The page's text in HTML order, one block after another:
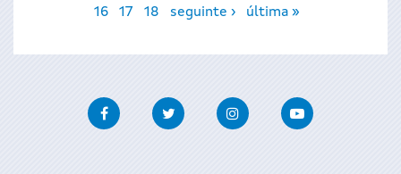
16
17 18 seguinte › última »
FacebookTwitter InstagramYoutube